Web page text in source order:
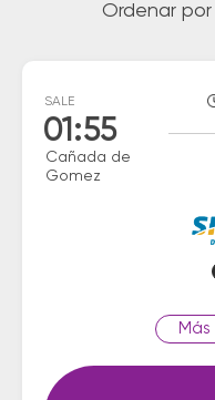
Ordenar por
SALE
01:55
Cañada de
Gomez